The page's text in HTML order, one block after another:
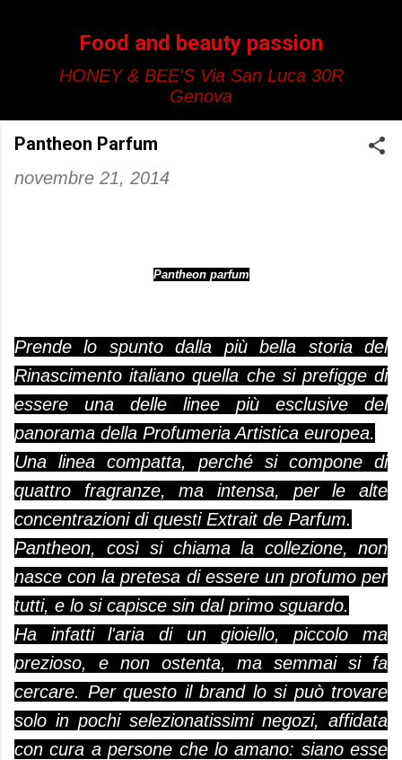
Food and beauty passion
HONEY & BEE'S Via San Luca 30R
Genova
Pantheon Parfum
novembre 21, 2014
Pantheon parfum
Prende lo spunto dalla più bella storia del
Rinascimento italiano quella che si prefigge di
essere una delle linee più esclusive del
panorama della Profumeria Artistica europea.
Una linea compatta, perché si compone di
quattro fragranze, ma intensa, per le alte
concentrazioni di questi Extrait de Parfum.
Pantheon, così si chiama la collezione, non
nasce con la pretesa di essere un profumo per
tutti, e lo si capisce sin dal primo sguardo.
Ha infatti l'aria di un gioiello, piccolo ma
prezioso, e non ostenta, ma semmai si fa
cercare. Per questo il brand lo si può trovare
solo in pochi selezionatissimi negozi, affidata
con cura a persone che lo amano: siano esse